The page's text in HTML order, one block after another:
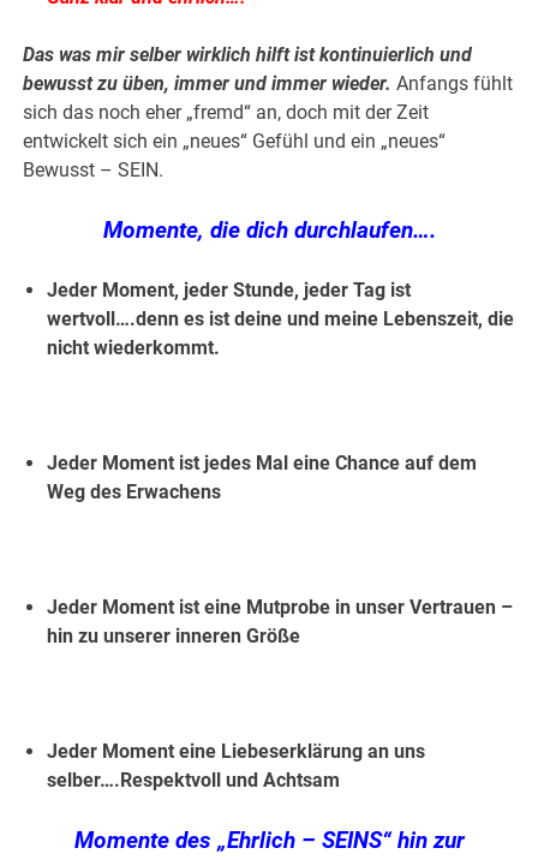
Das was mir selber wirklich hilft ist kontinuierlich und
bewusst zu üben, immer und immer wieder.Anfangs fühlt
sich das noch eher „fremd“ an, doch mit der Zeit
entwickelt sich ein „neues“ Gefühl und ein „neues“
Bewusst – SEIN.
Momente, die dich durchlaufen….
Jeder Moment, jeder Stunde, jeder Tag ist
wertvoll….denn es ist deine und meine Lebenszeit, die
nicht wiederkommt.
Jeder Moment ist jedes Mal eine Chance auf dem
Weg des Erwachens
Jeder Moment ist eine Mutprobe in unser Vertrauen –
hin zu unserer inneren Größe
Jeder Moment eine Liebeserklärung an uns
selber….Respektvoll und Achtsam
Momente des „Ehrlich – SEINS“ hin zur